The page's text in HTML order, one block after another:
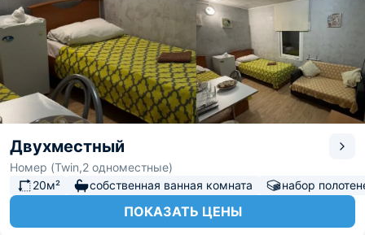
Двухместный
Номер (Twin,2 одноместные)
20м²
собственная ванная комната набор
ПОКАЗАТЬ ЦЕНЫ